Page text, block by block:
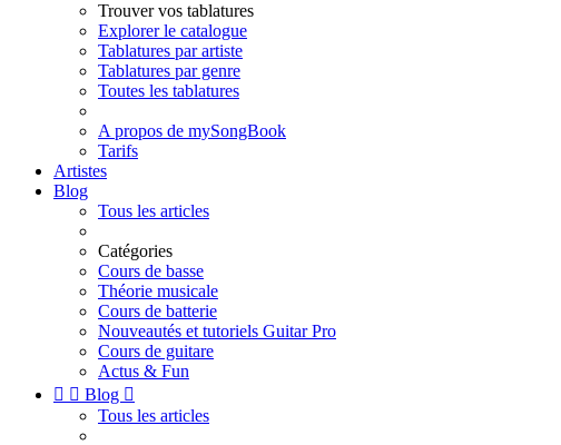
Trouver vos tablatures
Explorer le catalogue
Tablatures par artiste
Tablatures par genre
Toutes les tablatures
A propos de mySongBook
Tarifs
Artistes
Blog
Tous les articles
Catégories
Cours de basse
Théorie musicale
Cours de batterie
Nouveautés et tutoriels Guitar Pro
Cours de guitare
Actus & Fun
  Blog 
Tous les articles